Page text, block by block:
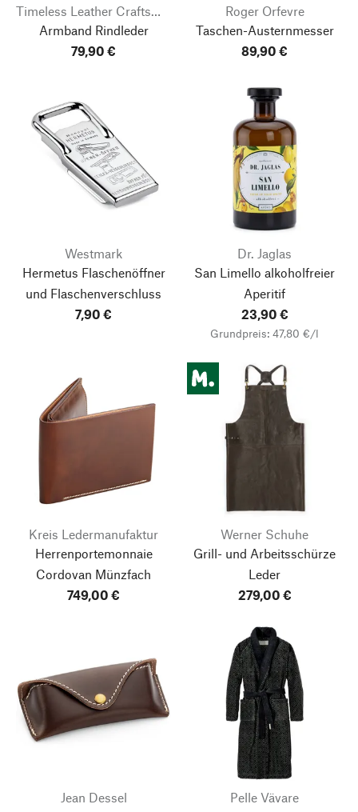
Armband Rindleder
79,90 €
Roger Orfevre
Taschen-Austernmesser
89,90 €
Westmark
Hermetus Flaschenöffner
und Flaschenverschluss
7,90 €
Dr. Jaglas
San Limello alkoholfreier
Aperitif
23,90 €
Grundpreis: 47,80 €/l
Kreis Ledermanufaktur
Herrenportemonnaie
Cordovan Münzfach
749,00 €
Werner Schuhe
Grill- und Arbeitsschürze
Leder
279,00 €
Jean Dessel
Pelle Vävare